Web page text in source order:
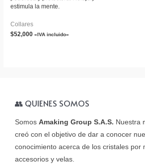
estimula la mente.
Collares
$52,000 «IVA incluido»
👥 QUIENES SOMOS
Somos Amaking Group S.A.S. Nuestra
creó con el objetivo de dar a conocer
conocimiento acerca de los cristales por
accesorios y velas.